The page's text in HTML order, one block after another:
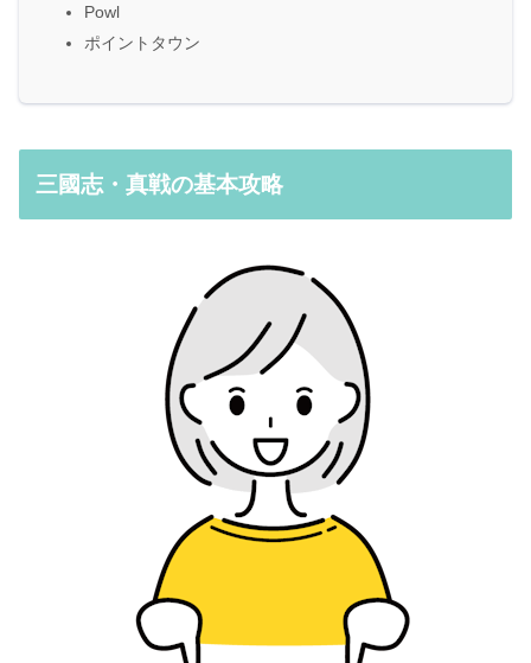
Powl
ポイントタウン
三國志・真戦の基本攻略